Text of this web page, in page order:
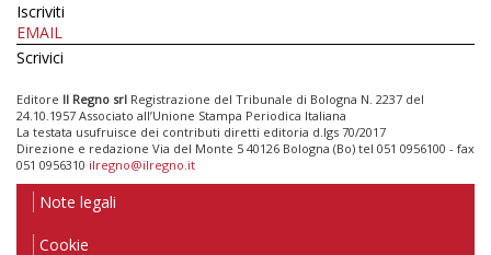
Iscriviti
EMAIL
Scrivici
Editore Il Regno srl Registrazione del Tribunale di Bologna N. 2237 del
24.10.1957 Associato all’Unione Stampa Periodica Italiana
La testata usufruisce dei contributi diretti editoria d.lgs 70/2017
Direzione e redazione Via del Monte 5 40126 Bologna (Bo) tel 051 0956100 - fax
051 0956310 ilregno@ilregno.it
Note legali
Cookie